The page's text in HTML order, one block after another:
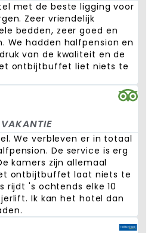
met de beste ligging voor
Zeer vriendelijk
bedden, zeer goed en
We hadden halfpension en
van de kwaliteit en de
ontbijtbuffet liet niets te
We verbleven er in totaal
De service is erg
kamers zijn allemaal
ontbijtbuffet laat niets te
rijdt 's ochtends elke 10
Ik kan het hotel dan